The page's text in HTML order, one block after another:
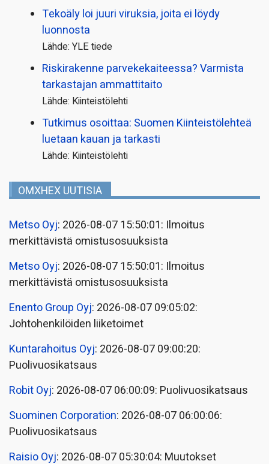
Tekoäly loi juuri viruksia, joita ei löydy
luonnosta
Lähde: YLE tiede
Riskirakenne parvekekaiteessa? Varmista
tarkastajan ammattitaito
Lähde: Kiinteistölehti
Tutkimus osoittaa: Suomen Kiinteistölehteä
luetaan kauan ja tarkasti
Lähde: Kiinteistölehti
OMXHEX UUTISIA
Metso Oyj: 2026-08-07 15:50:01: Ilmoitus
merkittävistä omistusosuuksista
Metso Oyj: 2026-08-07 15:50:01: Ilmoitus
merkittävistä omistusosuuksista
Enento Group Oyj: 2026-08-07 09:05:02:
Johtohenkilöiden liiketoimet
Kuntarahoitus Oyj: 2026-08-07 09:00:20:
Puolivuosikatsaus
Robit Oyj: 2026-08-07 06:00:09: Puolivuosikatsaus
Suominen Corporation: 2026-08-07 06:00:06:
Puolivuosikatsaus
Raisio Oyj: 2026-08-07 05:30:04: Muutokset